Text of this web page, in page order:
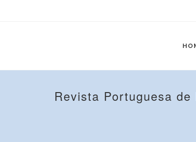
Revista Portuguesa